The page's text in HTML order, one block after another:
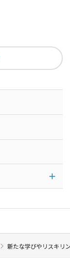
新たな学びやリスキリ